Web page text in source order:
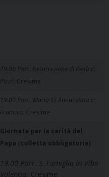
19.00 Parr. Resurrezione di Gesù in
Pizzo: Cresime
19.00 Parr. Maria SS Annunziata in
Francica: Cresime
Giornata per la carità del
Papa (colletta obbligatoria)
19.00 Parr. S. Famiglia in Vibo
Valentia: Cresime